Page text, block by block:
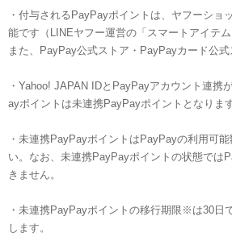
・付与されるPayPayポイントは、ヤフーショ
能です（LINEヤフー運営の「スマートアイテム
また、PayPay公式ストア・PayPayカード公式
・Yahoo! JAPAN IDとPayPayアカウント連携
ayポイントは未連携PayPayポイントとなります
・未連携PayPayポイントはPayPayの利用可
い。なお、未連携PayPayポイントの状態では
きません。
・未連携PayPayポイントの移行期限※は30日
します。